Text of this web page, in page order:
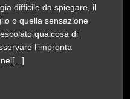
difficile da spiegare, il
o quella sensazione
qualcosa di
l’impronta